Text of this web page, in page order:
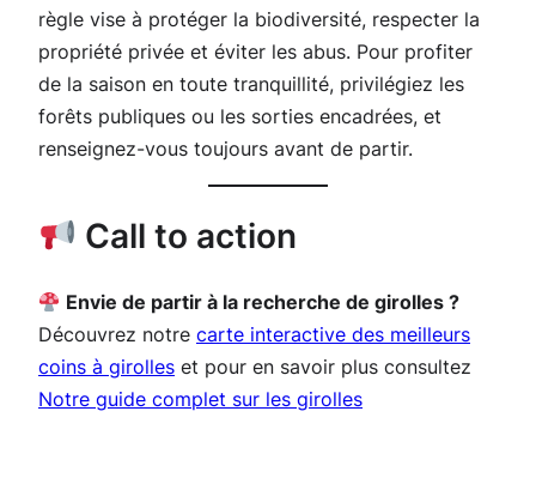
règle vise à protéger la biodiversité, respecter la
propriété privée et éviter les abus. Pour profiter
de la saison en toute tranquillité, privilégiez les
forêts publiques ou les sorties encadrées, et
renseignez-vous toujours avant de partir.
Call to action
Envie de partir à la recherche de girolles ?
Découvrez notre carte interactive des meilleurs
coins à girolles et pour en savoir plus consultez
Notre guide complet sur les girolles